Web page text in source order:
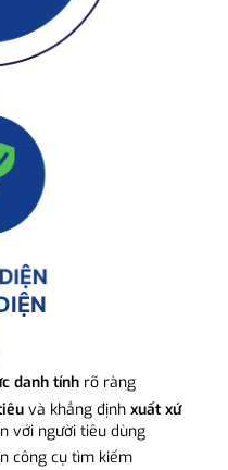
danh tính rõ ràng
và khẳng định xuất xứ
với người tiêu dùng
công cụ tìm kiếm